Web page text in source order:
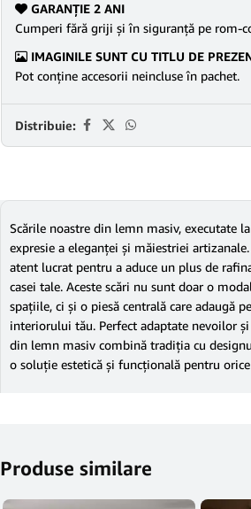
GARANŢIE 2 ANI
Cumperi fără griji şi în siguranţă pe rom-
IMAGINILE SUNT CU TITLU DE
Pot conține accesorii neincluse în pachet.
Distribuie:
Scările noastre din lemn masiv, executate
expresie a eleganței și măiestriei
atent lucrat pentru a aduce un plus de
casei tale. Aceste scări nu sunt doar o
spațiile, ci și o piesă centrală care adaugă
interiorului tău. Perfect adaptate nevoilor
din lemn masiv combină tradiția cu
o soluție estetică și funcțională pentru
Produse similare